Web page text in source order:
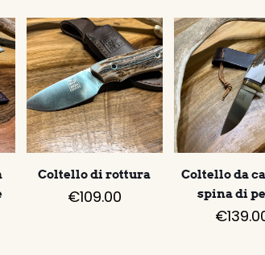
Coltello di rottura
€109.00
Coltello da
spina di
€